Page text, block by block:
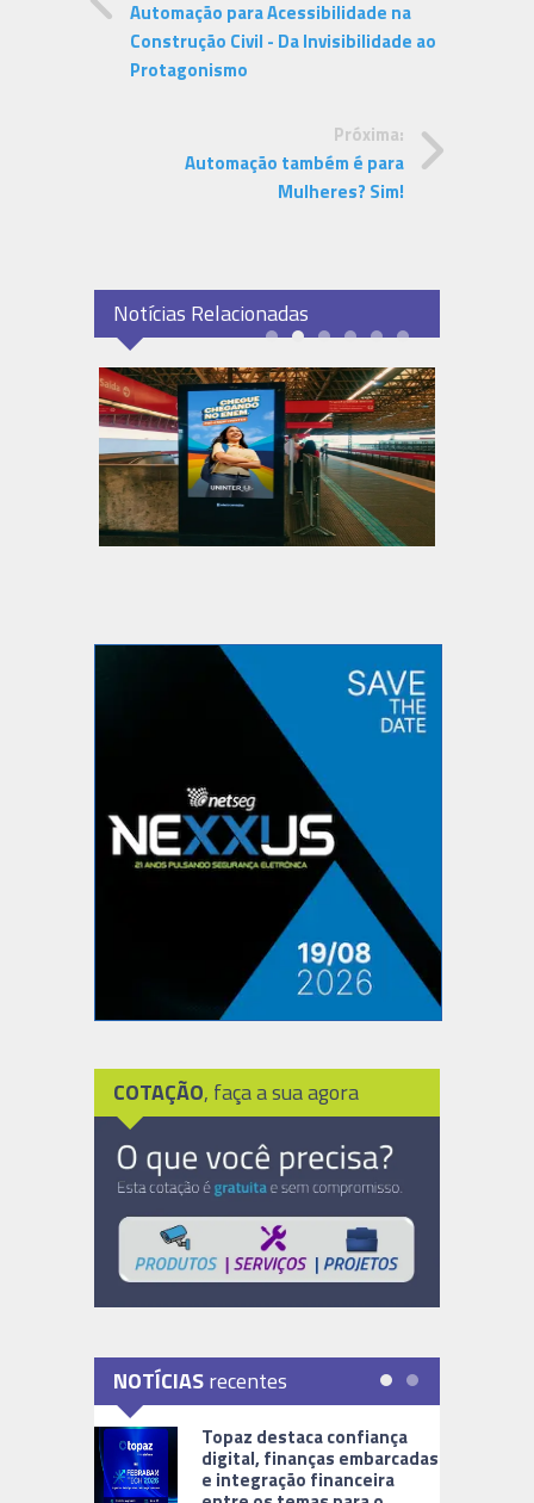
Automação para Acessibilidade na
Construção Civil - Da Invisibilidade ao
Protagonismo
Próxima:
Automação também é para
Mulheres? Sim!
Notícias Relacionadas
COTAÇÃO, faça a sua agora
NOTÍCIASrecentes
Topaz destaca confiança
digital, finanças embarcadas
e integração financeira